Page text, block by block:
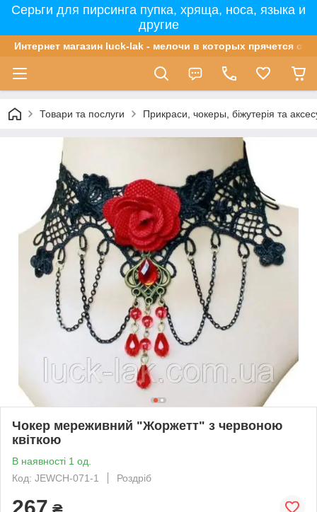
Серьги для пирсинга пупка, хряща, носа, языка и
другие
Интернет магазин luck-lak - мелочи в которых прячется
Товари та послуги Прикраси, чокеры, біжутерія та
Чокер мереживний "Жоржетт" з червоною
квіткою
В наявності 1 од.
Код: JEWCH-071-1
Роздріб
267